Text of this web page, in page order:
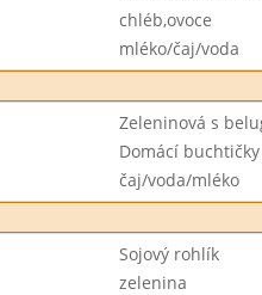
chléb,ovoce
mléko/čaj/voda
Zeleninová s
Domácí
čaj/voda/mléko
Sojový rohlík
zelenina